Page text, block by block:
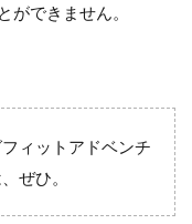
できません。
ィットアドベンチ
ぜひ。